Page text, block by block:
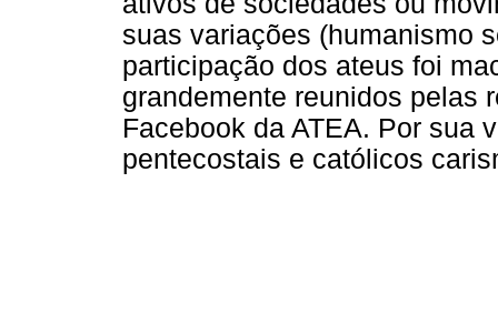
suas variações (humanismo
participação dos ateus foi
grandemente reunidos pelas
Facebook da ATEA. Por sua
pentecostais e católicos